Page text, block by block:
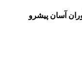
آسان پیشرو